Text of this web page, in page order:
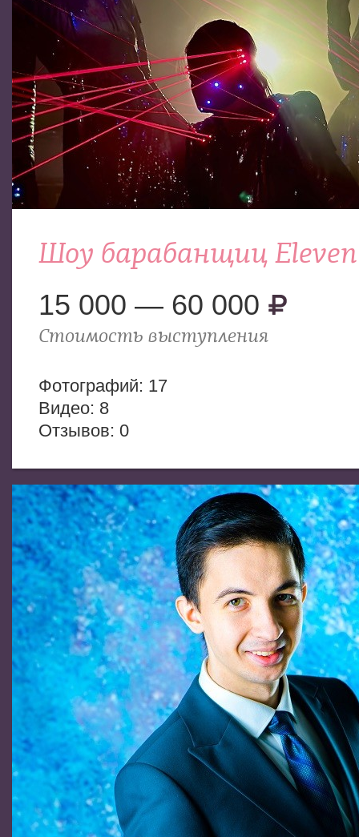
Шоу барабанщиц Eleven
15 000 — 60 000
Стоимость выступления
Фотогрaфий: 17
Видео: 8
Отзывов: 0